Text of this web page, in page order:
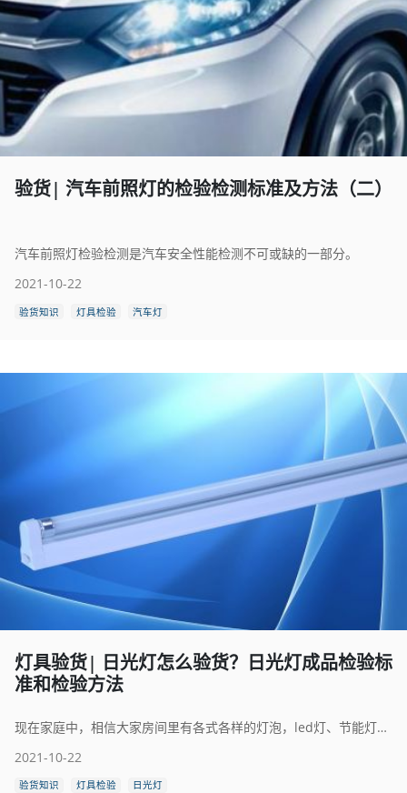
验货| 汽车前照灯的检验检测标准及方法（二）
汽车前照灯检验检测是汽车安全性能检测不可或缺的一部分。
2021-10-22
验货知识 灯具检验 汽车灯
灯具验货| 日光灯怎么验货？日光灯成品检验标
准和检验方法
现在家庭中，相信大家房间里有各式各样的灯泡，led灯、节能灯、日光灯、荧光灯、钨丝灯等。那么，你们知道他们的验货方法嘛，他们的检验标准又是什么？
2021-10-22
验货知识 灯具检验 日光灯